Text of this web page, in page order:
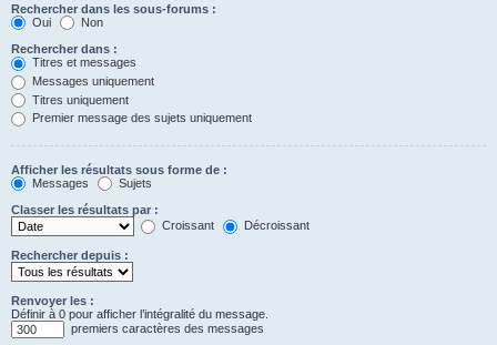
Rechercher dans les sous-forums :
Oui
Non
Rechercher dans :
Titres et messages
Messages uniquement
Titres uniquement
Premier message des sujets uniquement
Afficher les résultats sous forme de :
Messages
Sujets
Classer les résultats par :
Croissant
Décroissant
Rechercher depuis :
Renvoyer les :
Définir à 0 pour afficher l’intégralité du message.
premiers caractères des messages